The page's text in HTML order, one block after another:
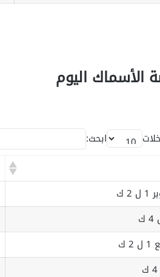
الأسماك اليوم
ابحث:
ك